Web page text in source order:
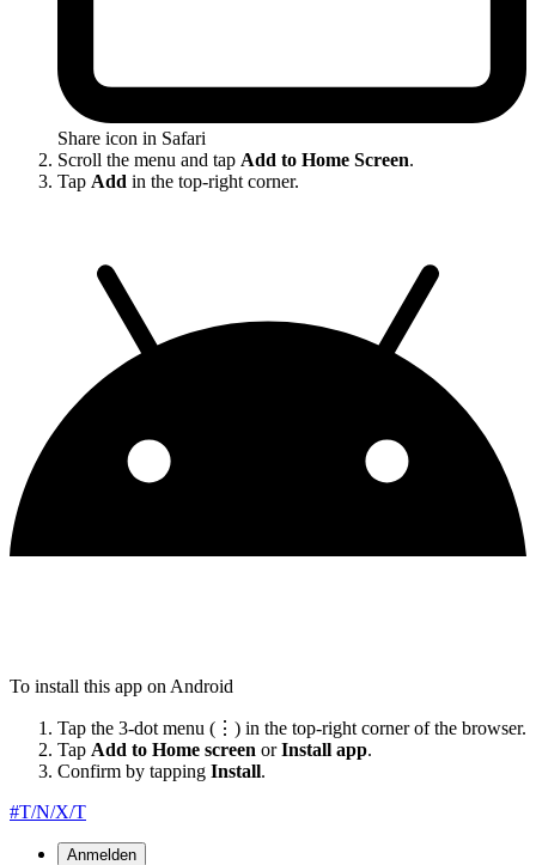
Share icon in Safari
Scroll the menu and tap Add to Home Screen.
Tap Add in the top-right corner.
To install this app on Android
Tap the 3-dot menu (⋮) in the top-right corner of the browser.
Tap Add to Home screen orInstall app.
Confirm by tapping Install.
#T/N/X/T
Anmelden